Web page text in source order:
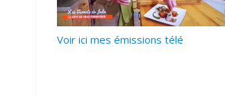
Voir ici mes émissions télé